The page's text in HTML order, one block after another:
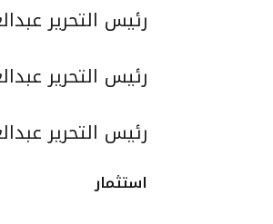
رئيس التحرير
رئيس التحرير
رئيس التحرير
استثمار